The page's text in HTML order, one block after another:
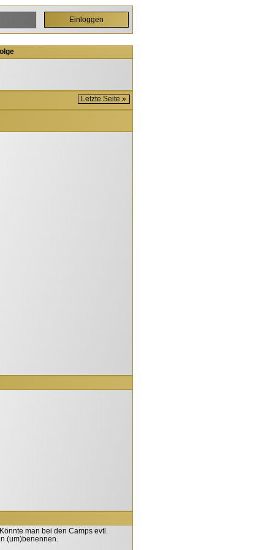
Letzte Seite »
man bei den Camps evtl.
(um)benennen.